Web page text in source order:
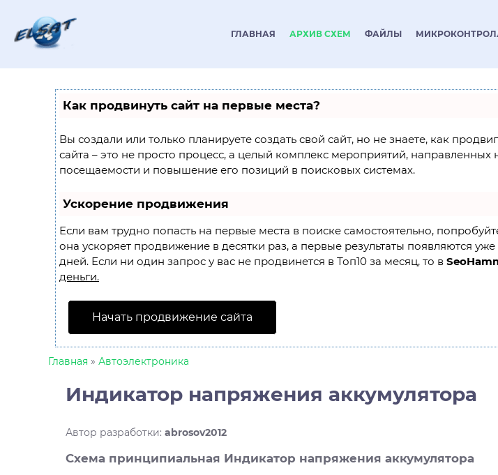
ГЛАВНАЯ АРХИВ СХЕМ ФАЙЛЫ
Как продвинуть сайт на первые места?
Вы создали или только планируете создать свой сайт, но не знаете, как
сайта – это не просто процесс, а целый комплекс мероприятий, направленных
посещаемости и повышение его позиций в поисковых системах.
Ускорение продвижения
Если вам трудно попасть на первые места в поиске самостоятельно,
она ускоряет продвижение в десятки раз, а первые результаты появляются
дней. Если ни один запрос у вас не продвинется в Топ10 за месяц, то в
деньги.
Начать продвижение сайта
Главная » Автоэлектроника
Индикатор напряжения аккумулятора
Автор разработки: abrosov2012
Схема принципиальная Индикатор напряжения аккумулятора